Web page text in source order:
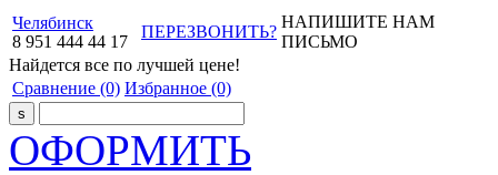
Челябинск
8 951 444 44 17
ПЕРЕЗВОНИТЬ?
НАПИШИТЕ НАМ
ПИСЬМО
Найдется все по лучшей цене!
Сравнение (0) Избранное (0)
ОФОРМИТЬ